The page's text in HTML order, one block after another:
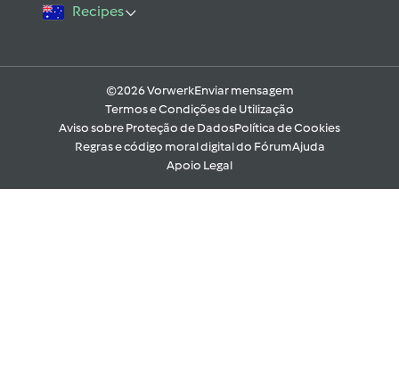
Recipes
©2026 VorwerkEnviar mensagem
Termos e Condições de Utilização
Aviso sobre Proteção de DadosPolítica de Cookies
Regras e código moral digital do FórumAjuda
Apoio Legal